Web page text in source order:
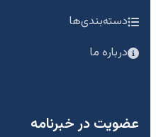
دسته‌بندی‌ها
درباره ما
عضویت در خبرنامه